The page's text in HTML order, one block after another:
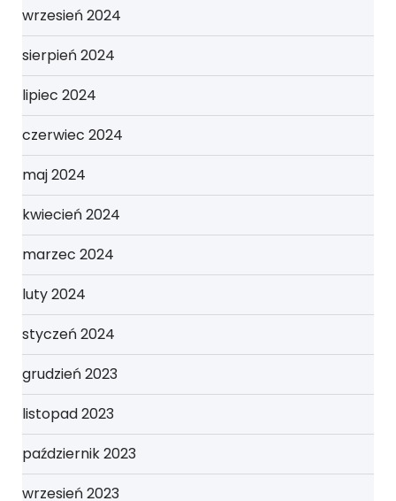
wrzesień 2024
sierpień 2024
lipiec 2024
czerwiec 2024
maj 2024
kwiecień 2024
marzec 2024
luty 2024
styczeń 2024
grudzień 2023
listopad 2023
październik 2023
wrzesień 2023